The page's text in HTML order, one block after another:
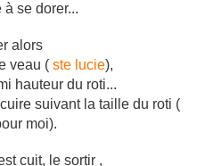
se dorer...
alors
veau ( ste lucie),
hauteur du roti...
suivant la taille du roti (
moi).
cuit, le sortir ,